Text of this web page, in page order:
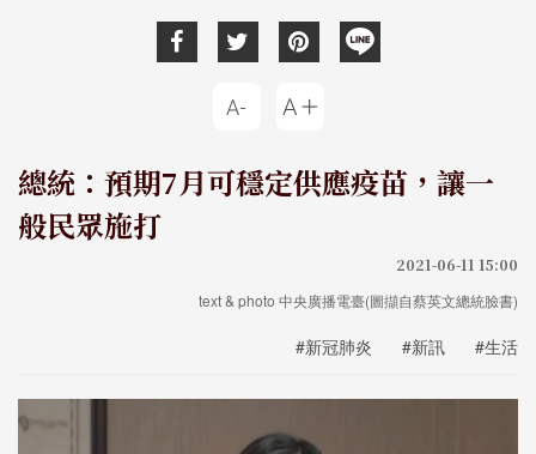
總統：預期7月可穩定供應疫苗，讓一
般民眾施打
2021-06-11 15:00
text & photo 中央廣播電臺(圖擷自蔡英文總統臉書)
#新冠肺炎 #新訊 #生活